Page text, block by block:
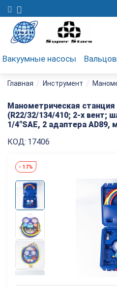
Вакуумные насосы
Главная / Инструмент /
Манометрическая станция
(R22/32/134/410; 2-х вент;
1/4"SAE, 2 адаптера
КОД: 17406
- 17%